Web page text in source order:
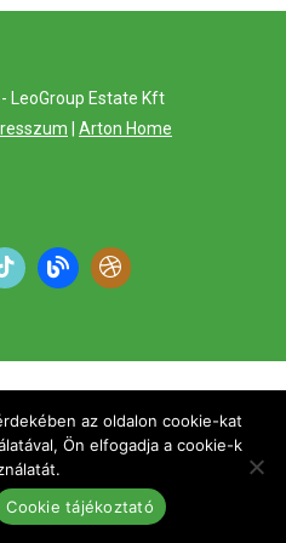
LeoGroup Estate Kft
Arton Home
az oldalon cookie-kat
Ön elfogadja a cookie-k
Cookie tájékoztató